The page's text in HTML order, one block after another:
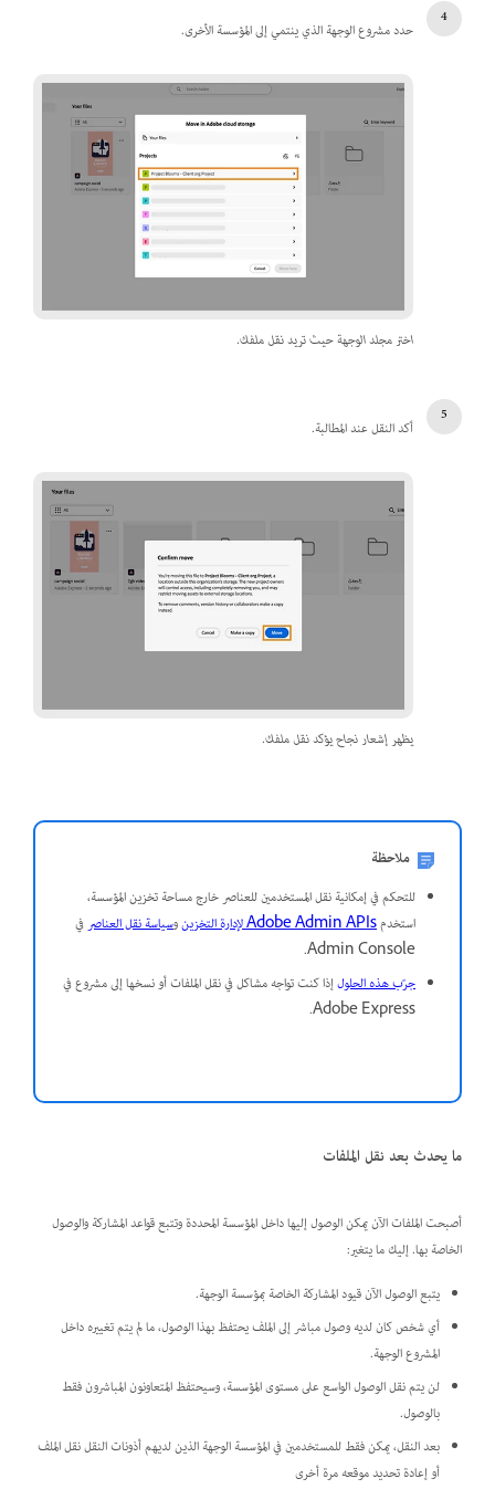
حدد مشروع الوجهة الذي ينتمي إلى المؤسسة الأخرى.
اختر مجلد الوجهة حيث تريد نقل ملفك.
أكد النقل عند المطالبة.
يظهر إشعار نجاح يؤكد نقل ملفك.
ملاحظة
للتحكم في إمكانية نقل المستخدمين للعناصر خارج مساحة تخزين المؤسسة،
استخدمAdobe Admin APIs لإدارة التخزين وسياسة نقل العناصرفي
Admin Console.
جرّب هذه الحلولإذا كنت تواجه مشاكل في نقل الملفات أو نسخها إلى مشروع في
Adobe Express.
ما يحدث بعد نقل الملفات
أصبحت الملفات الآن يمكن الوصول إليها داخل المؤسسة المحددة وتتبع قواعد المشاركة والوصول
الخاصة بها. إليك ما يتغير:
يتبع الوصول الآن قيود المشاركة الخاصة بمؤسسة الوجهة.
أي شخص كان لديه وصول مباشر إلى الملف يحتفظ بهذا الوصول، ما لم يتم تغييره داخل
المشروع الوجهة.
لن يتم نقل الوصول الواسع على مستوى المؤسسة، وسيحتفظ المتعاونون المباشرون فقط
بالوصول.
بعد النقل، يمكن فقط للمستخدمين في المؤسسة الوجهة الذين لديهم أذونات النقل نقل الملف
أو إعادة تحديد موقعه مرة أخرى